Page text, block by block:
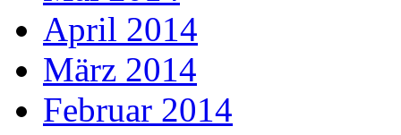
April 2014
März 2014
Februar 2014